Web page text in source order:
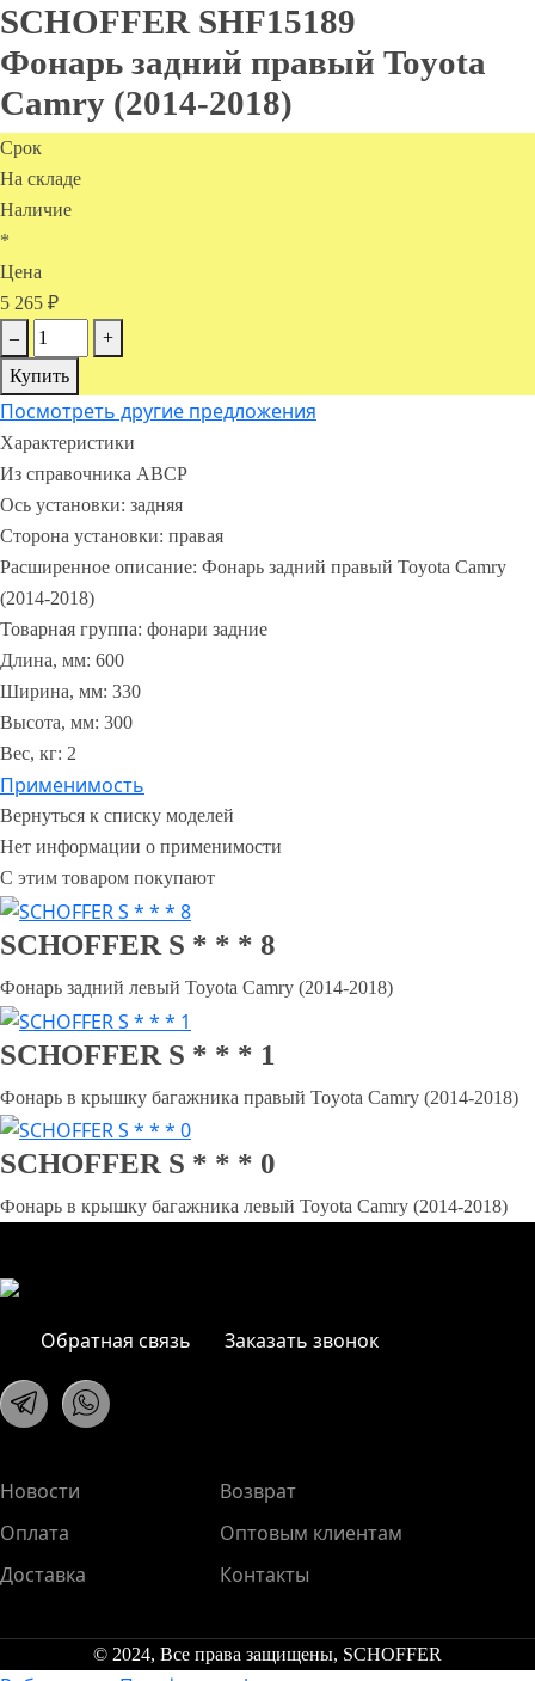
SCHOFFER SHF15189
Фонарь задний правый Toyota
Camry (2014-2018)
Срок
На складе
Наличие
*
Цена
5 265 ₽
–
+
Купить
Посмотреть другие предложения
Характеристики
Из справочника ABCP
Ось установки: задняя
Сторона установки: правая
Расширенное описание: Фонарь задний правый Toyota Camry
(2014-2018)
Товарная группа: фонари задние
Длина, мм: 600
Ширина, мм: 330
Высота, мм: 300
Вес, кг: 2
Применимость
Нет информации о применимости
С этим товаром покупают
SCHOFFER S * * * 8
Фонарь задний левый Toyota Camry (2014-2018)
SCHOFFER S * * * 1
Фонарь в крышку багажника правый Toyota Camry (2014-2018)
SCHOFFER S * * * 0
Фонарь в крышку багажника левый Toyota Camry (2014-2018)
Обратная связь Заказать звонок
Новости
Оплата
Доставка
Возврат
Оптовым клиентам
Контакты
© 2024, Все права защищены, SCHOFFER